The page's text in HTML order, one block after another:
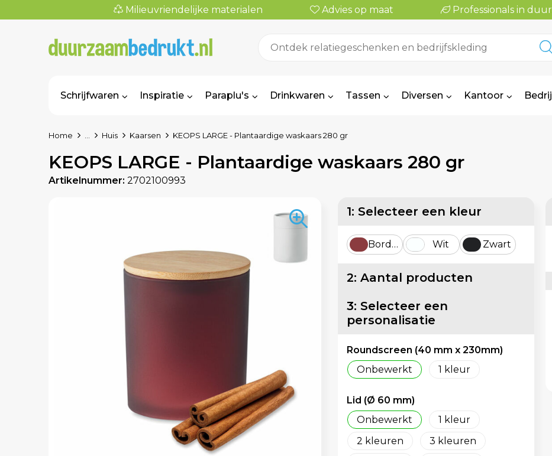
Milieuvriendelijke materialen Advies op maat Professionals in
Schrijfwaren Inspiratie Paraplu's Drinkwaren Tassen Diversen Kantoor
Home Huis Kaarsen KEOPS LARGE - Plantaardige waskaars 280 gr
KEOPS LARGE - Plantaardige waskaars 280 gr
Artikelnummer: 2702100993
1: Selecteer een kleur
Bordeaux Wit Zwart
2: Aantal producten
3: Selecteer een
personalisatie
Roundscreen (40 mm x 230mm)
Onbewerkt
1
Lid (Ø 60 mm)
Onbewerkt
1
2
3